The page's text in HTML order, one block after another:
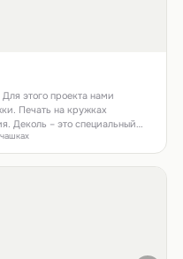
этого проекта нами
Печать на кружках
Деколь – это специальный
переносится
с бумажной основы.
обжигом в печи.